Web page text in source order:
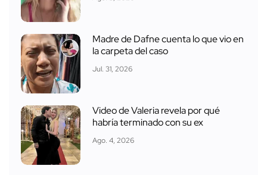
Madre de Dafne cuenta lo que vio en
la carpeta del caso
Jul. 31, 2026
Video de Valeria revela por qué
habría terminado con su ex
Ago. 4, 2026